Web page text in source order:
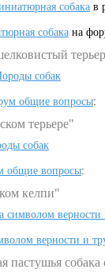
собака в
собака на
собак
общие вопросы:
терьере"
собак
общие вопросы:
келпи"
символом
верности и